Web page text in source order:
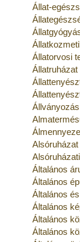
Állat-
Állatorvosi
Általános
Általános
Általános
Általános
Általános
Általános